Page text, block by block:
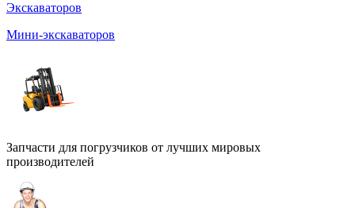
Экскаваторов
Мини-экскаваторов
Запчасти для погрузчиков от лучших мировых
производителей